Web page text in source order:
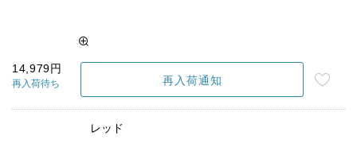
14,979円
再入荷待ち 再入荷通知
レッド